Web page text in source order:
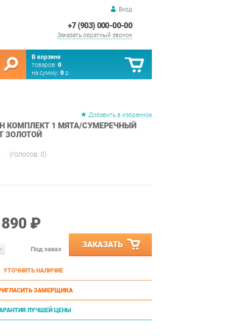
Вход
+7 (903) 000-00-00
Заказать обратный звонок
В корзине
товаров: 0
на сумму: 0 р.
Добавить в избранное
КОМПЛЕКТ 1 МЯТА/СУМЕРЕЧНЫЙ
ЗОЛОТОЙ
(голосов: 0)
₽
Под заказ ЗАКАЗАТЬ
УТОЧНИТЬ НАЛИЧИЕ
ЗАМЕРЩИКА
ЛУЧШЕЙ ЦЕНЫ